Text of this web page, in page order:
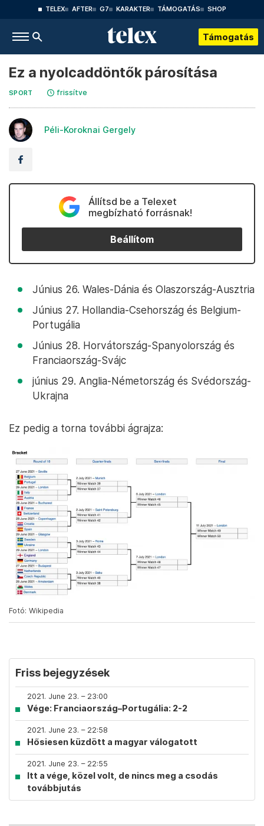
TELEX AFTER G7 KARAKTER TÁMOGATÁS SHOP
Támogatás
Ez a nyolcaddöntők párosítása
SPORT frissítve
Péli-Koroknai Gergely
Állítsd be a Telexet
megbízható forrásnak!
Beállítom
Június 26. Wales-Dánia és Olaszország-Ausztria
Június 27. Hollandia-Csehország és Belgium-
Portugália
Június 28. Horvátország-Spanyolország és
Franciaország-Svájc
június 29. Anglia-Németország és Svédország-
Ukrajna
Ez pedig a torna további ágrajza:
Fotó: Wikipedia
Friss bejegyzések
2021. June 23. – 23:00
Vége: Franciaország–Portugália: 2-2
2021. June 23. – 22:58
Hősiesen küzdött a magyar válogatott
2021. June 23. – 22:55
Itt a vége, közel volt, de nincs meg a csodás
továbbjutás